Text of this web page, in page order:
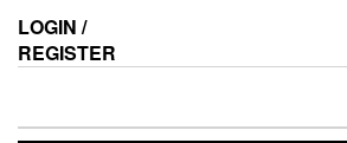
LOGIN /
REGISTER